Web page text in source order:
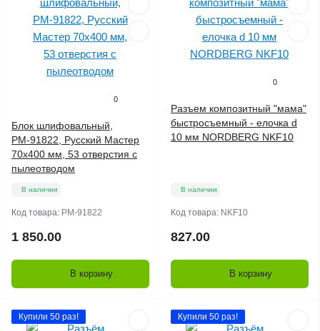
0
Блок шлифовальный,
РМ-91822, Русский Мастер
70х400 мм, 53 отверстия с
пылеотводом
В наличии
Код товара: РМ-91822
1 850.00
В корзину
0
Разъем композитный "мама"
быстросъемный - елочка d
10 мм NORDBERG NKF10
В наличии
Код товара: NKF10
827.00
В корзину
Купили 50 раз! Купили 50 раз!